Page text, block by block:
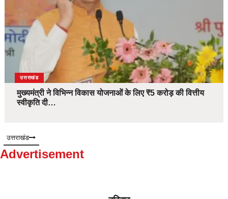
उत्तराखंड
मुख्यमंत्री ने विभिन्न विकास योजनाओं के लिए ₹5 करोड़ की वित्तीय
स्वीकृति दी…
उत्तराखंड
Advertisement